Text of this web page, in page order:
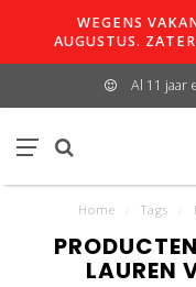
WEGENS
AUGUSTUS.
Al 11
Home Tags
LAUREN